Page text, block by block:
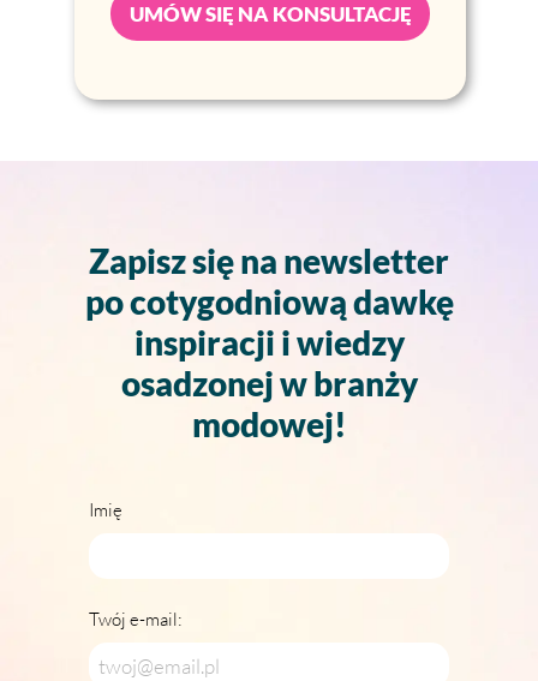
Zapisz się na newsletter
po cotygodniową dawkę
inspiracji i wiedzy
osadzonej w branży
modowej!
Imię
Twój e-mail:
UMÓW SIĘ NA KONSULTACJĘ